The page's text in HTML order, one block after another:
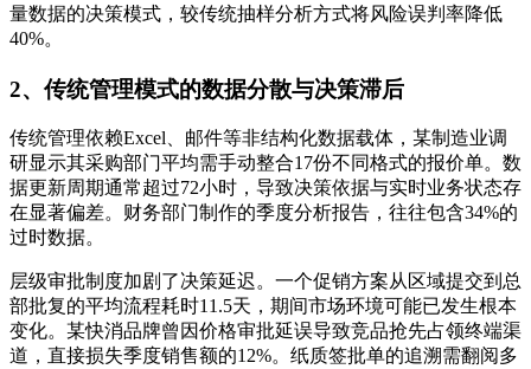
量数据的决策模式，较传统抽样分析方式将风险误判率降低
40%。
2、传统管理模式的数据分散与决策滞后
传统管理依赖Excel、邮件等非结构化数据载体，某制造业调
研显示其采购部门平均需手动整合17份不同格式的报价单。数
据更新周期通常超过72小时，导致决策依据与实时业务状态存
在显著偏差。财务部门制作的季度分析报告，往往包含34%的
过时数据。
层级审批制度加剧了决策延迟。一个促销方案从区域提交到总
部批复的平均流程耗时11.5天，期间市场环境可能已发生根本
变化。某快消品牌曾因价格审批延误导致竞品抢先占领终端渠
道，直接损失季度销售额的12%。纸质签批单的追溯需翻阅多